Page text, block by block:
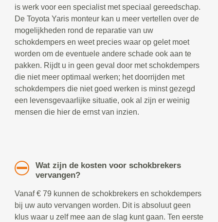
is werk voor een specialist met speciaal gereedschap.
De Toyota Yaris monteur kan u meer vertellen over de
mogelijkheden rond de reparatie van uw
schokdempers en weet precies waar op gelet moet
worden om de eventuele andere schade ook aan te
pakken. Rijdt u in geen geval door met schokdempers
die niet meer optimaal werken; het doorrijden met
schokdempers die niet goed werken is minst gezegd
een levensgevaarlijke situatie, ook al zijn er weinig
mensen die hier de ernst van inzien.
Wat zijn de kosten voor schokbrekers
vervangen?
Vanaf € 79 kunnen de schokbrekers en schokdempers
bij uw auto vervangen worden. Dit is absoluut geen
klus waar u zelf mee aan de slag kunt gaan. Ten eerste